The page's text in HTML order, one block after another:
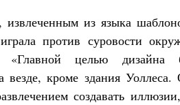
извлеченным из языка
против суровости
«Главной целью дизайна
везде, кроме здания
создавать